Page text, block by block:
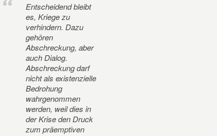
Entscheidend bleibt
es, Kriege zu
verhindern. Dazu
gehören
Abschreckung, aber
auch Dialog.
Abschreckung darf
nicht als existenzielle
Bedrohung
wahrgenommen
werden, weil dies in
der Krise den Druck
zum präemptiven